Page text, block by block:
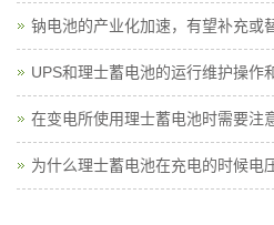
钠电池的产业化加速，有望补充或
UPS和理士蓄电池的运行维护操作
在变电所使用理士蓄电池时需要注
为什么理士蓄电池在充电的时候电